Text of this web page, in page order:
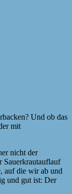
Und ob das
mit
nicht der
Sauerkrautauflauf
auf die wir ab und
und gut ist: Der